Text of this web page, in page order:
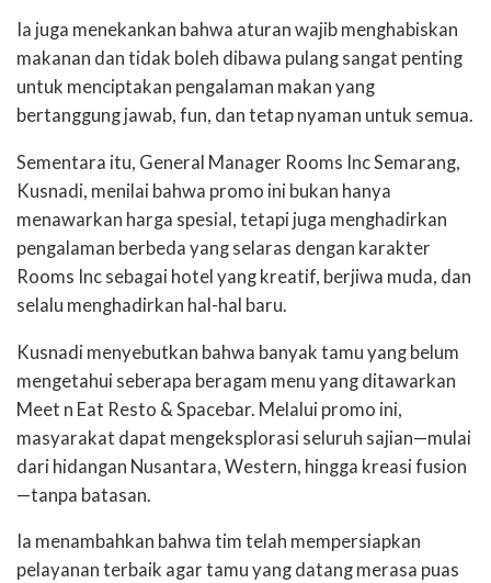
Ia juga menekankan bahwa aturan wajib menghabiskan
makanan dan tidak boleh dibawa pulang sangat penting
untuk menciptakan pengalaman makan yang
bertanggung jawab, fun, dan tetap nyaman untuk semua.
Sementara itu, General Manager Rooms Inc Semarang,
Kusnadi, menilai bahwa promo ini bukan hanya
menawarkan harga spesial, tetapi juga menghadirkan
pengalaman berbeda yang selaras dengan karakter
Rooms Inc sebagai hotel yang kreatif, berjiwa muda, dan
selalu menghadirkan hal-hal baru.
Kusnadi menyebutkan bahwa banyak tamu yang belum
mengetahui seberapa beragam menu yang ditawarkan
Meet n Eat Resto & Spacebar. Melalui promo ini,
masyarakat dapat mengeksplorasi seluruh sajian—mulai
dari hidangan Nusantara, Western, hingga kreasi fusion
—tanpa batasan.
Ia menambahkan bahwa tim telah mempersiapkan
pelayanan terbaik agar tamu yang datang merasa puas